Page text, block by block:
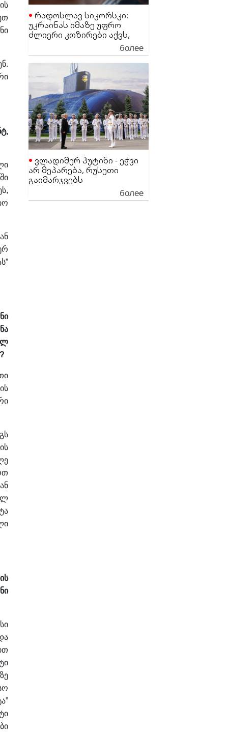
რადოსლავ სიკორსკი:
უკრაინას იმაზე უფრო
ძლიერი კოზირები აქვს,
ვიდრე დონალდ ტრამპს
ეგონა
более
ვლადიმერ პუტინი - ეჭვი
არ მეპარება, რუსეთი
გაიმარჯვებს
более